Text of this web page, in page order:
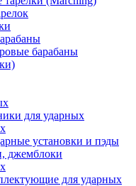
барабаны
для ударных
установки и пэды
джемблоки
для ударных